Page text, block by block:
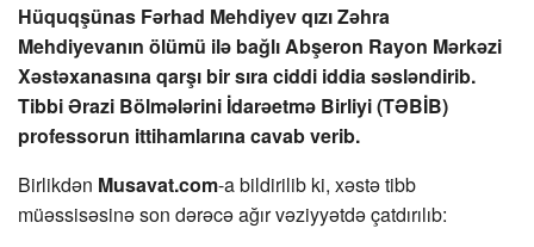
Hüquqşünas Fərhad Mehdiyev qızı Zəhra
Mehdiyevanın ölümü ilə bağlı Abşeron Rayon Mərkəzi
Xəstəxanasına qarşı bir sıra ciddi iddia səsləndirib.
Tibbi Ərazi Bölmələrini İdarəetmə Birliyi (TƏBİB)
professorun ittihamlarına cavab verib.
Birlikdən Musavat.com-a bildirilib ki, xəstə tibb
müəssisəsinə son dərəcə ağır vəziyyətdə çatdırılıb: